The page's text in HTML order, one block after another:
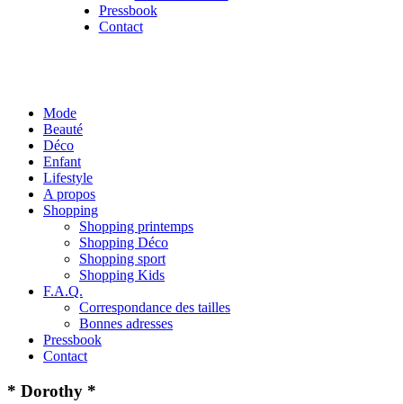
Pressbook
Contact
Mode
Beauté
Déco
Enfant
Lifestyle
A propos
Shopping
Shopping printemps
Shopping Déco
Shopping sport
Shopping Kids
F.A.Q.
Correspondance des tailles
Bonnes adresses
Pressbook
Contact
* Dorothy *